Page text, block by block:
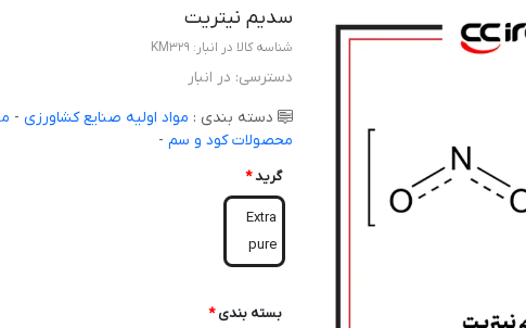
سدیم نیتریت
شناسه کالا در انبار: KM329
دسترسی: در انبار
دسته بندی : مواد اولیه صنایع کشاورزی -
محصولات کود و سم -
گرید*
Extra
pure
بسته بندی *